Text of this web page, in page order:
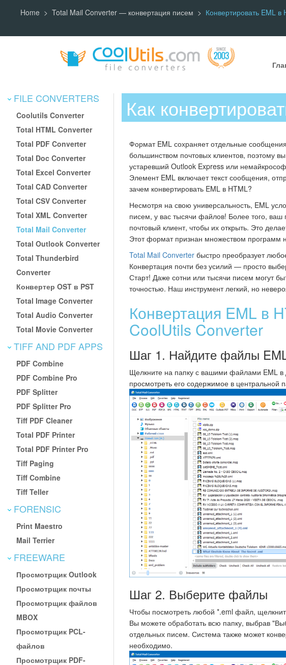
Home Total Mail Converter — конвертация писем Конвертировать EML в
FILE CONVERTERS
Coolutils Converter
Total HTML Converter
Total PDF Converter
Total Doc Converter
Total Excel Converter
Total CAD Converter
Total CSV Converter
Total XML Converter
Total Mail Converter
Total Outlook Converter
Total Thunderbird
Converter
Конвертер OST в PST
Total Image Converter
Total Audio Converter
Total Movie Converter
TIFF AND PDF APPS
PDF Combine
PDF Combine Pro
PDF Splitter
PDF Splitter Pro
Tiff PDF Cleaner
Total PDF Printer
Total PDF Printer Pro
Tiff Paging
Tiff Combine
Tiff Teller
FORENSIC
Print Maestro
Mail Terrier
FREEWARE
Просмотрщик Outlook
Просмотрщик почты
Просмотрщик файлов
MBOX
Просмотрщик PCL-
файлов
Просмотрщик PDF-
Как
Формат EML сохраняет отдельные
большинством почтовых клиентов, поэтому
устаревший Outlook Express или
Элемент EML включает текст сообщения,
зачем конвертировать EML в HTML?
Несмотря на свою универсальность, EML
писем, у вас тысячи файлов! Более того,
почтовый клиент, чтобы их открыть. Это
Этот формат признан множеством
Total Mail Converter быстро преобразует
Конвертация почти без усилий — просто
Старт! Даже сотни или тысячи писем могут
точностью. Наш инструмент легкий, но
Конвертация EML в
CoolUtils Converter
Шаг 1. Найдите файлы
Щелкните на папку с вашими файлами EML
просмотреть его содержимое в центральной
Шаг 2. Выберите файлы
Чтобы посмотреть любой *.eml файл,
Вы можете обработать всю папку, выбрав
отдельных писем. Система также может
необходимо.